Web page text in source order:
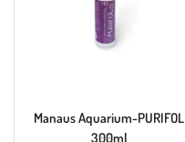
Manaus Aquarium-PURIFOL
300ml